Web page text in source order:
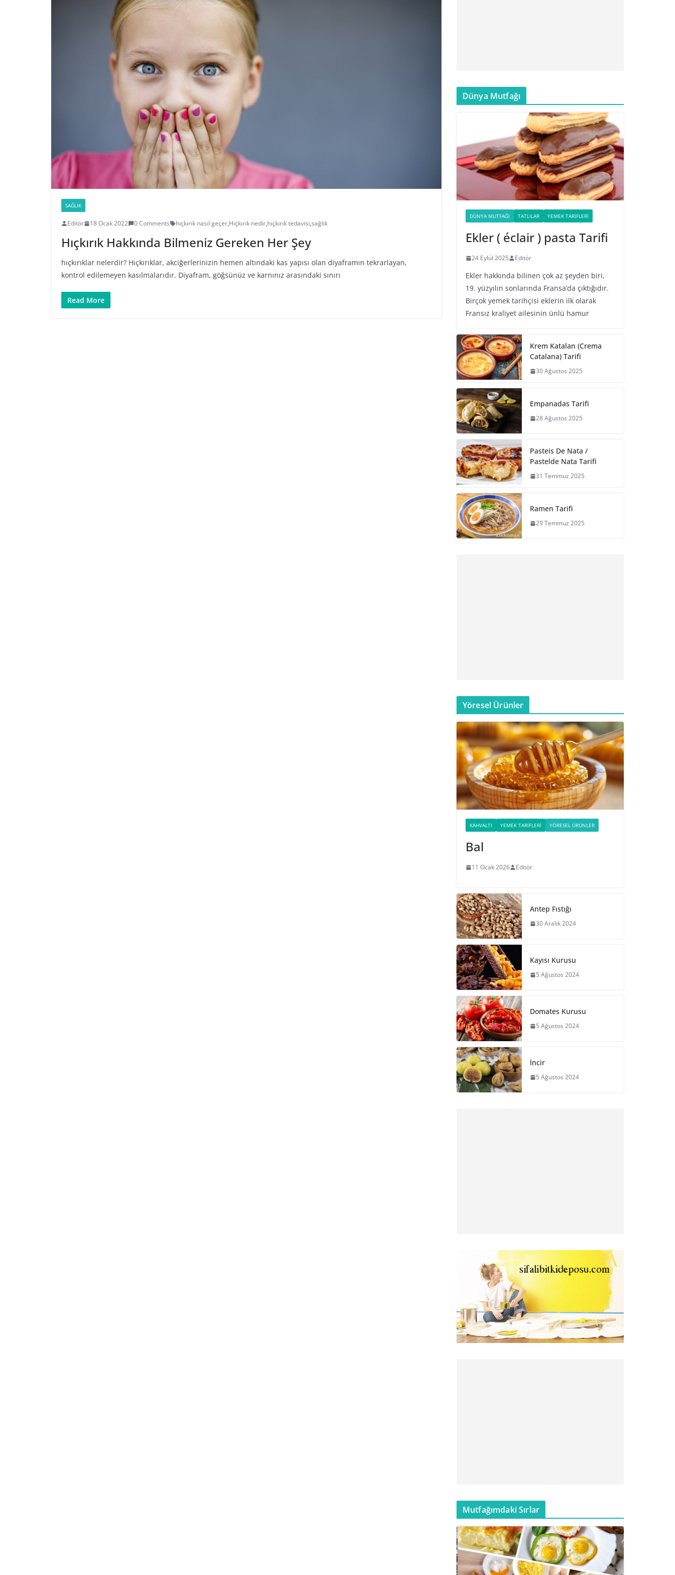
SAĞLIK
Editör 18 Ocak 2022 0 Comments hıçkırık nasıl geçer,Hıçkırık nedir,hıçkırık tedavisi,sağlık
Hıçkırık Hakkında Bilmeniz Gereken Her Şey
hıçkırıklar nelerdir? Hıçkırıklar, akciğerlerinizin hemen altındaki kas yapısı olan diyaframın tekrarlayan,
kontrol edilemeyen kasılmalarıdır. Diyafram, göğsünüz ve karnınız arasındaki sınırı
Read More
Dünya Mutfağı
DÜNYA MUTFAĞI TATLILAR YEMEK TARIFLERI
Ekler ( éclair ) pasta Tarifi
24 Eylül 2025 Editör
Ekler hakkında bilinen çok az şeyden biri,
19. yüzyılın sonlarında Fransa’da çıktığıdır.
Birçok yemek tarihçisi eklerin ilk olarak
Fransız kraliyet ailesinin ünlü hamur
Krem Katalan (Crema
Catalana) Tarifi
30 Ağustos 2025
Empanadas Tarifi
28 Ağustos 2025
Pasteis De Nata /
Pastelde Nata Tarifi
31 Temmuz 2025
Ramen Tarifi
29 Temmuz 2025
Yöresel Ürünler
KAHVALTI YEMEK TARIFLERI YÖRESEL ÜRÜNLER
Bal
11 Ocak 2026 Editör
Antep Fıstığı
30 Aralık 2024
Kayısı Kurusu
5 Ağustos 2024
Domates Kurusu
5 Ağustos 2024
İncir
5 Ağustos 2024
Mutfağımdaki Sırlar